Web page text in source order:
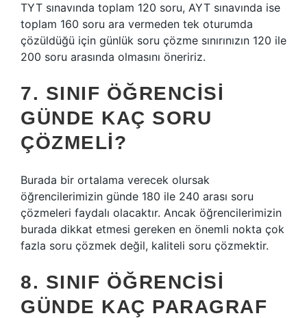
TYT sınavında toplam 120 soru, AYT sınavında ise
toplam 160 soru ara vermeden tek oturumda
çözüldüğü için günlük soru çözme sınırınızın 120 ile
200 soru arasında olmasını öneririz.
7. SINIF ÖĞRENCISI
GÜNDE KAÇ SORU
ÇÖZMELI?
Burada bir ortalama verecek olursak
öğrencilerimizin günde 180 ile 240 arası soru
çözmeleri faydalı olacaktır. Ancak öğrencilerimizin
burada dikkat etmesi gereken en önemli nokta çok
fazla soru çözmek değil, kaliteli soru çözmektir.
8. SINIF ÖĞRENCISI
GÜNDE KAÇ PARAGRAF